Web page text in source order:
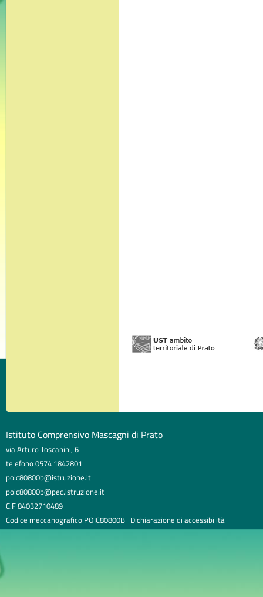
Istituto Comprensivo Mascagni di Prato
via Arturo Toscanini, 6
telefono 0574 1842801
poic80800b@istruzione.it
poic80800b@pec.istruzione.it
C.F 84032710489
Codice meccanografico POIC80800B Dichiarazione di accessibilità